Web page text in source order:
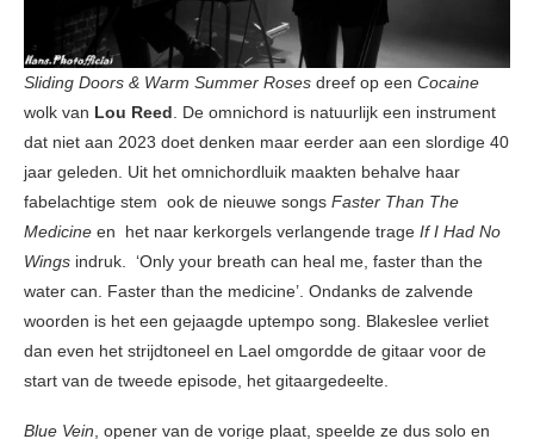
Sliding Doors & Warm Summer Roses dreef op een Cocaine
wolk van Lou Reed . De omnichord is natuurlijk een instrument
dat niet aan 2023 doet denken maar eerder aan een slordige 40
jaar geleden. Uit het omnichordluik maakten behalve haar
fabelachtige stem ook de nieuwe songs Faster Than The
Medicine en het naar kerkorgels verlangende trage If I Had No
Wings indruk. ‘Only your brеath can heal me, faster than thе
water can. Faster than the medicine’. Ondanks de zalvende
woorden is het een gejaagde uptempo song. Blakeslee verliet
dan even het strijdtoneel en Lael omgordde de gitaar voor de
start van de tweede episode, het gitaargedeelte.
Blue Vein , opener van de vorige plaat, speelde ze dus solo en